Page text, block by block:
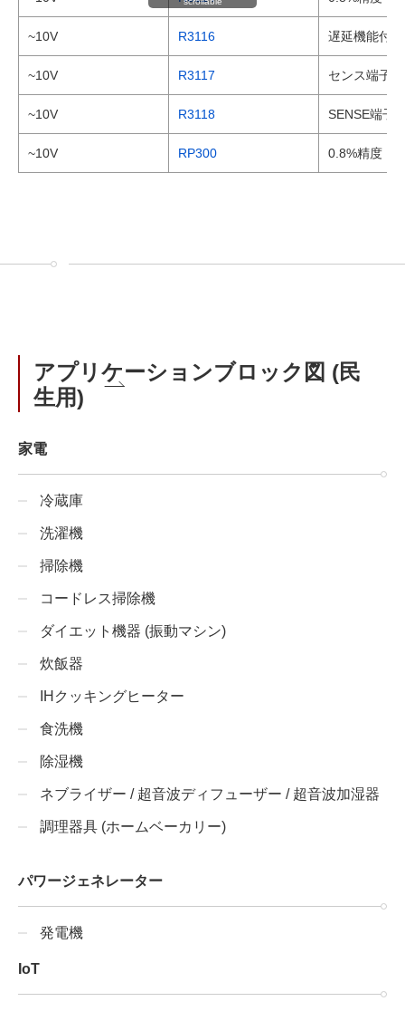
~10V R3116 遅延機能付
~10V R3117 センス端子
~10V R3118 SENSE端子
~10V RP300 0.8%精度 内
アプリケーションブロック図 (民
生用)
家電
冷蔵庫
洗濯機
掃除機
コードレス掃除機
ダイエット機器 (振動マシン)
炊飯器
IHクッキングヒーター
食洗機
除湿機
ネブライザー / 超音波ディフューザー / 超音波加湿器
調理器具 (ホームベーカリー)
パワージェネレーター
発電機
IoT